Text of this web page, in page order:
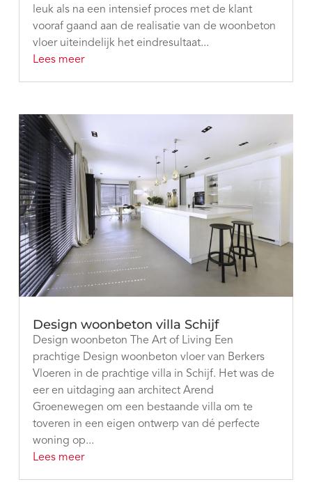
leuk als na een intensief proces met de klant
vooraf gaand aan de realisatie van de woonbeton
vloer uiteindelijk het eindresultaat...
Lees meer
Design woonbeton villa Schijf
Design woonbeton The Art of Living Een
prachtige Design woonbeton vloer van Berkers
Vloeren in de prachtige villa in Schijf. Het was de
eer en uitdaging aan architect Arend
Groenewegen om een bestaande villa om te
toveren in een eigen ontwerp van dé perfecte
woning op...
Lees meer